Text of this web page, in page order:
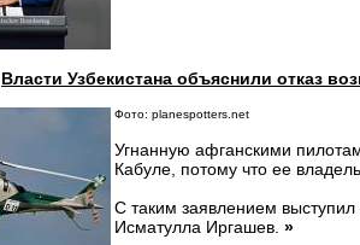
Власти Узбекистана объяснили отказ
Фото: planespotters.net
Угнанную афганскими
Кабуле, потому что ее
С таким заявлением выступил
Исматулла Иргашев. »